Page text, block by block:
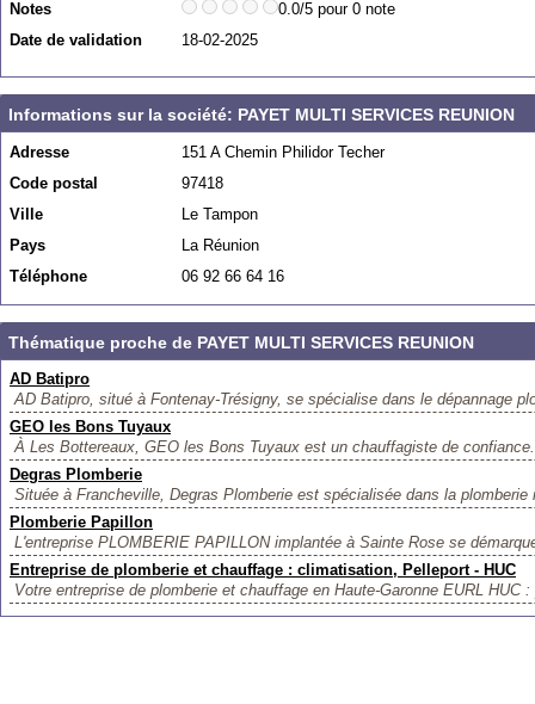
Notes
0.0/5 pour 0 note
Date de validation
18-02-2025
Informations sur la société: PAYET MULTI SERVICES REUNION
Adresse
151 A Chemin Philidor Techer
Code postal
97418
Ville
Le Tampon
Pays
La Réunion
Téléphone
06 92 66 64 16
Thématique proche de PAYET MULTI SERVICES REUNION
AD Batipro
AD Batipro, situé à Fontenay-Trésigny, se spécialise dans le dépannage
GEO les Bons Tuyaux
À Les Bottereaux, GEO les Bons Tuyaux est un chauffagiste de
Degras Plomberie
Située à Francheville, Degras Plomberie est spécialisée dans la
Plomberie Papillon
L'entreprise PLOMBERIE PAPILLON implantée à Sainte Rose se
Entreprise de plomberie et chauffage : climatisation, Pelleport - HUC
Votre entreprise de plomberie et chauffage en Haute-Garonne EURL HUC